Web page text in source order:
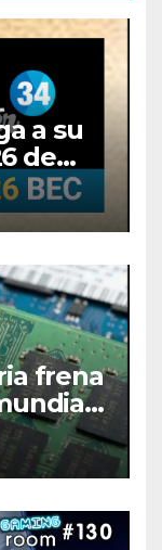
a su
de
frena